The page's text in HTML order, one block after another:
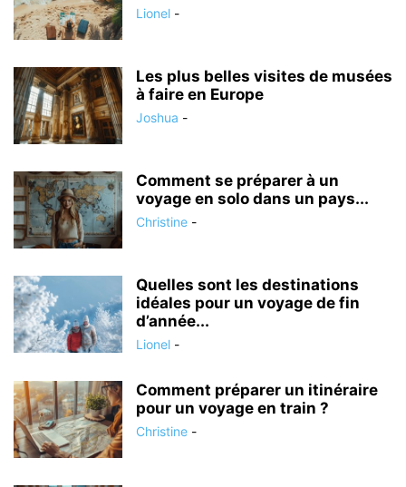
Lionel -
Les plus belles visites de musées
à faire en Europe
Joshua -
Comment se préparer à un
voyage en solo dans un pays...
Christine -
Quelles sont les destinations
idéales pour un voyage de fin
d’année...
Lionel -
Comment préparer un itinéraire
pour un voyage en train ?
Christine -